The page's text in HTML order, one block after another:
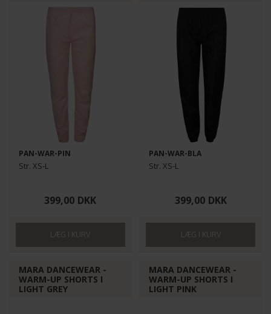
PAN-WAR-PIN
Str. XS-L
399,00 DKK
PAN-WAR-BLA
Str. XS-L
399,00 DKK
MARA DANCEWEAR -
WARM-UP SHORTS I
LIGHT GREY
MARA DANCEWEAR -
WARM-UP SHORTS I
LIGHT PINK